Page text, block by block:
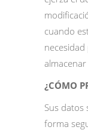
cuando
¿CÓMO
Sus datos
forma